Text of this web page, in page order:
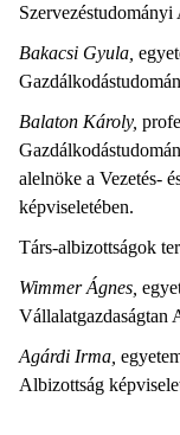
Bakacsi Gyula,
Balaton Károly,
alelnöke a Vezetés-
képviseletében.
Társ-albizottságok
Wimmer Ágnes,
Vállalatgazdaságtan
Agárdi Irma,
Albizottság